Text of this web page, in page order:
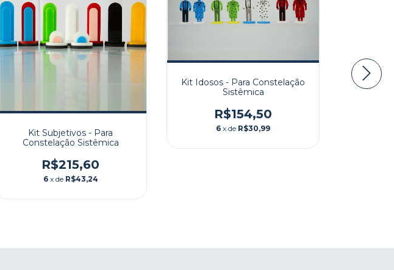
Kit Subjetivos - Para
Constelação Sistêmica
R$215,60
6 x de R$43,24
Kit Idosos - Para Constelação
Sistêmica
R$154,50
6 x de R$30,99